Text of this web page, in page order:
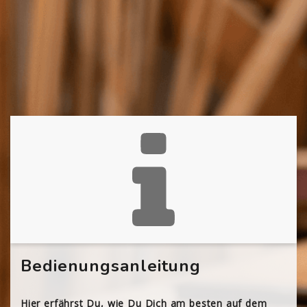
Bedienungsanleitung
Hier erfährst Du, wie Du Dich am besten auf dem